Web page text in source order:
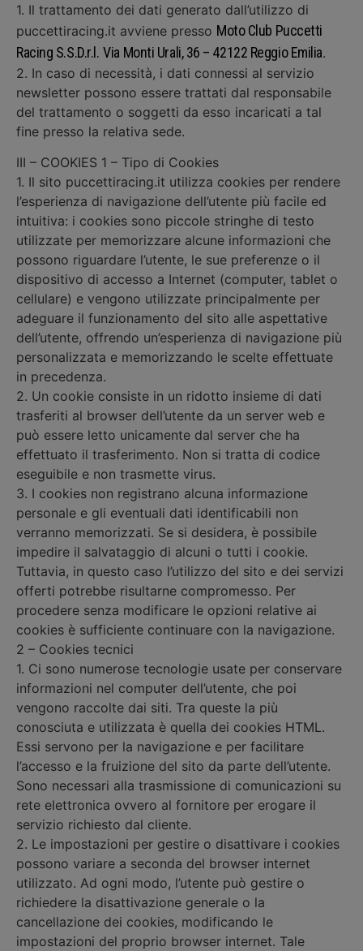
1. Il trattamento dei dati generato dall’utilizzo di
puccettiracing.it avviene presso Moto Club Puccetti
Racing S.S.D.r.l. Via Monti Urali, 36 – 42122 Reggio Emilia.
2. In caso di necessità, i dati connessi al servizio
newsletter possono essere trattati dal responsabile
del trattamento o soggetti da esso incaricati a tal
fine presso la relativa sede.
III – COOKIES 1 – Tipo di Cookies
1. Il sito puccettiracing.it utilizza cookies per rendere
l’esperienza di navigazione dell’utente più facile ed
intuitiva: i cookies sono piccole stringhe di testo
utilizzate per memorizzare alcune informazioni che
possono riguardare l’utente, le sue preferenze o il
dispositivo di accesso a Internet (computer, tablet o
cellulare) e vengono utilizzate principalmente per
adeguare il funzionamento del sito alle aspettative
dell’utente, offrendo un’esperienza di navigazione più
personalizzata e memorizzando le scelte effettuate
in precedenza.
2. Un cookie consiste in un ridotto insieme di dati
trasferiti al browser dell’utente da un server web e
può essere letto unicamente dal server che ha
effettuato il trasferimento. Non si tratta di codice
eseguibile e non trasmette virus.
3. I cookies non registrano alcuna informazione
personale e gli eventuali dati identificabili non
verranno memorizzati. Se si desidera, è possibile
impedire il salvataggio di alcuni o tutti i cookie.
Tuttavia, in questo caso l’utilizzo del sito e dei servizi
offerti potrebbe risultarne compromesso. Per
procedere senza modificare le opzioni relative ai
cookies è sufficiente continuare con la navigazione.
2 – Cookies tecnici
1. Ci sono numerose tecnologie usate per conservare
informazioni nel computer dell’utente, che poi
vengono raccolte dai siti. Tra queste la più
conosciuta e utilizzata è quella dei cookies HTML.
Essi servono per la navigazione e per facilitare
l’accesso e la fruizione del sito da parte dell’utente.
Sono necessari alla trasmissione di comunicazioni su
rete elettronica ovvero al fornitore per erogare il
servizio richiesto dal cliente.
2. Le impostazioni per gestire o disattivare i cookies
possono variare a seconda del browser internet
utilizzato. Ad ogni modo, l’utente può gestire o
richiedere la disattivazione generale o la
cancellazione dei cookies, modificando le
impostazioni del proprio browser internet. Tale